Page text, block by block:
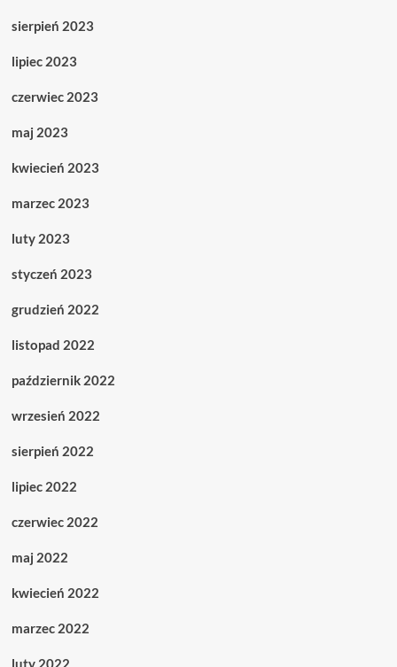
sierpień 2023
lipiec 2023
czerwiec 2023
maj 2023
kwiecień 2023
marzec 2023
luty 2023
styczeń 2023
grudzień 2022
listopad 2022
październik 2022
wrzesień 2022
sierpień 2022
lipiec 2022
czerwiec 2022
maj 2022
kwiecień 2022
marzec 2022
luty 2022